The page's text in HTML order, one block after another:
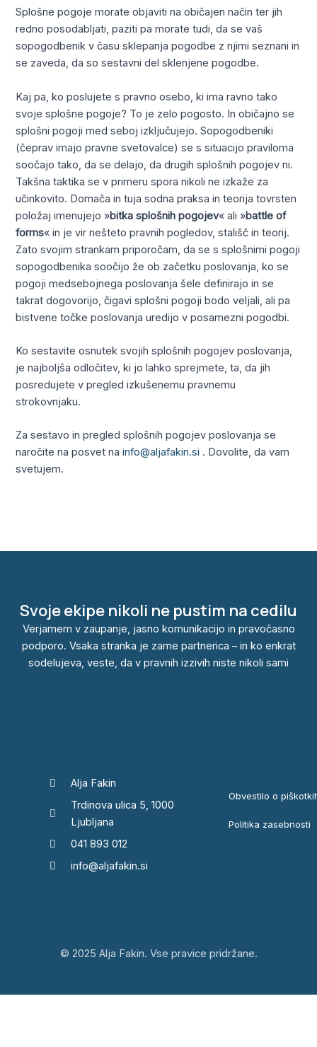
Splošne pogoje morate objaviti na običajen način ter jih
redno posodabljati, paziti pa morate tudi, da se vaš
sopogodbenik v času sklepanja pogodbe z njimi seznani in
se zaveda, da so sestavni del sklenjene pogodbe.
Kaj pa, ko poslujete s pravno osebo, ki ima ravno tako
svoje splošne pogoje? To je zelo pogosto. In običajno se
splošni pogoji med seboj izključujejo. Sopogodbeniki
(čeprav imajo pravne svetovalce) se s situacijo praviloma
soočajo tako, da se delajo, da drugih splošnih pogojev ni.
Takšna taktika se v primeru spora nikoli ne izkaže za
učinkovito. Domača in tuja sodna praksa in teorija tovrsten
položaj imenujejo »bitka splošnih pogojev« ali »battle of
forms« in je vir nešteto pravnih pogledov, stališč in teorij.
Zato svojim strankam priporočam, da se s splošnimi pogoji
sopogodbenika soočijo že ob začetku poslovanja, ko se
pogoji medsebojnega poslovanja šele definirajo in se
takrat dogovorijo, čigavi splošni pogoji bodo veljali, ali pa
bistvene točke poslovanja uredijo v posamezni pogodbi.
Ko sestavite osnutek svojih splošnih pogojev poslovanja,
je najboljša odločitev, ki jo lahko sprejmete, ta, da jih
posredujete v pregled izkušenemu pravnemu
strokovnjaku.
Za sestavo in pregled splošnih pogojev poslovanja se
naročite na posvet nainfo@aljafakin.si . Dovolite, da vam
svetujem.
Svoje ekipe nikoli ne pustim na cedilu
Verjamem v zaupanje, jasno komunikacijo in pravočasno
podporo. Vsaka stranka je zame partnerica – in ko enkrat
sodelujeva, veste, da v pravnih izzivih niste nikoli sami
Alja Fakin
Trdinova ulica 5, 1000
Ljubljana
041 893 012
info@aljafakin.si
Obvestilo o
Politika zasebnosti
© 2025 Alja Fakin. Vse pravice pridržane.